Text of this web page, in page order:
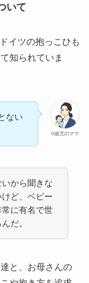
いて
イツの抱っこひも
知られていま
0歳児のママ
ない
から聞きな
ど、ベビー
に有名で世
だ。
と、お母さんの